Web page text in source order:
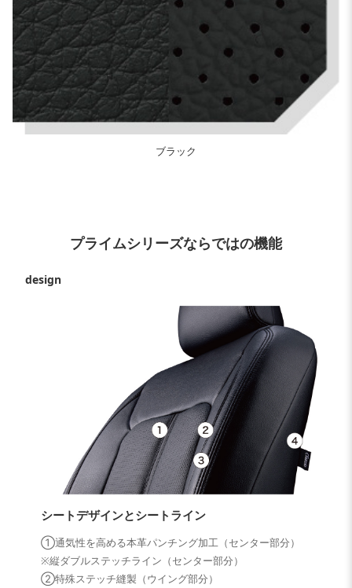
ブラック
プライムシリーズならではの機能
design
シートデザインとシートライン
①通気性を高める本革パンチング加工（センター部分）
※縦ダブルステッチライン（センター部分）
②特殊ステッチ縫製（ウイング部分）